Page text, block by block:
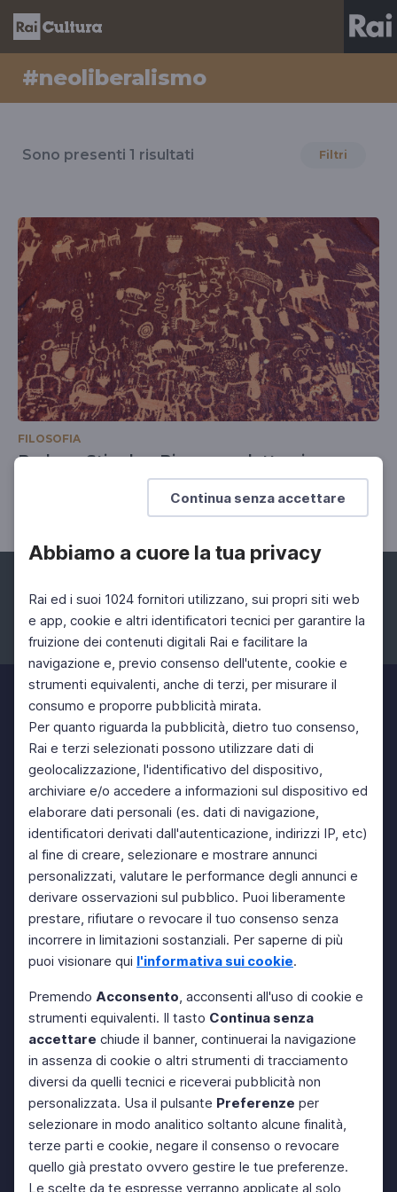
Continua senza accettare
Abbiamo a cuore la tua privacy
Rai ed i suoi 1024 fornitori utilizzano, sui propri siti web
e app, cookie e altri identificatori tecnici per garantire la
fruizione dei contenuti digitali Rai e facilitare la
navigazione e, previo consenso dell'utente, cookie e
strumenti equivalenti, anche di terzi, per misurare il
consumo e proporre pubblicità mirata.
Per quanto riguarda la pubblicità, dietro tuo consenso,
Rai e terzi selezionati possono utilizzare dati di
geolocalizzazione, l'identificativo del dispositivo,
archiviare e/o accedere a informazioni sul dispositivo ed
elaborare dati personali (es. dati di navigazione,
identificatori derivati dall'autenticazione, indirizzi IP, etc)
al fine di creare, selezionare e mostrare annunci
personalizzati, valutare le performance degli annunci e
derivare osservazioni sul pubblico. Puoi liberamente
prestare, rifiutare o revocare il tuo consenso senza
incorrere in limitazioni sostanziali. Per saperne di più
puoi visionare qui l'informativa sui cookie.
Premendo Acconsento, acconsenti all'uso di cookie e
strumenti equivalenti. Il tasto Continua senza
accettare chiude il banner, continuerai la navigazione
in assenza di cookie o altri strumenti di tracciamento
diversi da quelli tecnici e riceverai pubblicità non
personalizzata. Usa il pulsante Preferenze per
selezionare in modo analitico soltanto alcune finalità,
terze parti e cookie, negare il consenso o revocare
quello già prestato ovvero gestire le tue preferenze.
Le scelte da te espresse verranno applicate al solo
#neoliberalismo
il
#neoliberalismo
Sono presenti 1 risultati Filtri
FILOSOFIA
Barbara Stiegler. Bisogna adattarsi
Un nuovo imperativo politico
Facebook Instagram Twitter